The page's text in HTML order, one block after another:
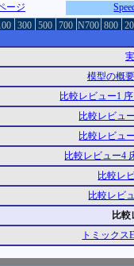
ージ
300 500 700 N700 800
模型の概
比較レビュー1
比較レビュ
比較レビュ
比較レビュー4
比較レ
比較レビ
比較
トミックス